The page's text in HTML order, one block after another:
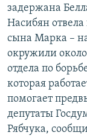
задержана
Насибян отвела
сына Марка –
окружили
отдела по
которая
помогает
депутаты
Рябчука,